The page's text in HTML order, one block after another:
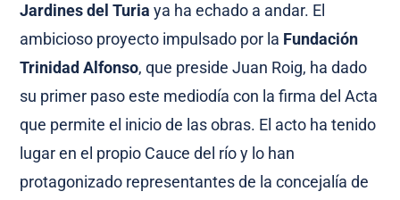
Jardines del Turia ya ha echado a andar. El
ambicioso proyecto impulsado por la Fundación
Trinidad Alfonso, que preside Juan Roig, ha dado
su primer paso este mediodía con la firma del Acta
que permite el inicio de las obras. El acto ha tenido
lugar en el propio Cauce del río y lo han
protagonizado representantes de la concejalía de